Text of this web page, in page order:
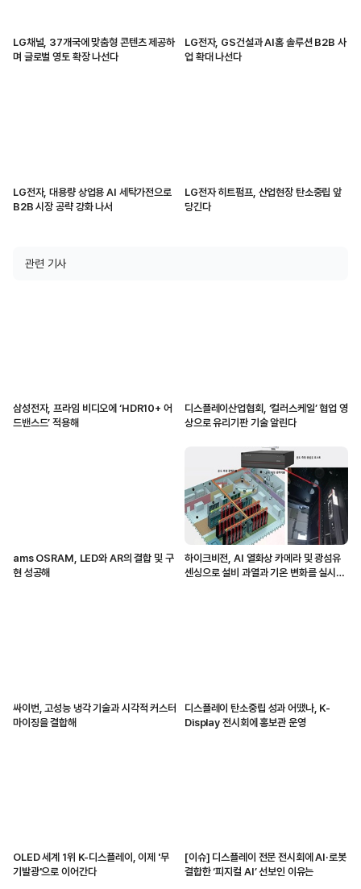
LG채널, 37개국에 맞춤형 콘텐츠 제공하
며 글로벌 영토 확장 나선다
LG전자, GS건설과 AI홈 솔루션 B2B 사
업 확대 나선다
LG전자, 대용량 상업용 AI 세탁가전으로
B2B 시장 공략 강화 나서
LG전자 히트펌프, 산업현장 탄소중립 앞
당긴다
관련 기사
삼성전자, 프라임 비디오에 ‘HDR10+ 어
드밴스드’ 적용해
디스플레이산업협회, ‘컬러스케일’ 협업 영
상으로 유리기판 기술 알린다
ams OSRAM, LED와 AR의 결합 및 구
현 성공해
하이크비전, AI 열화상 카메라 및 광섬유
센싱으로 설비 과열과 기온 변화를 실시간
싸이번, 고성능 냉각 기술과 시각적 커스터
마이징을 결합해
디스플레이 탄소중립 성과 어땠나, K-
Display 전시회에 홍보관 운영
OLED 세계 1위 K-디스플레이, 이제 '무
기발광'으로 이어간다
[이슈] 디스플레이 전문 전시회에 AI·로봇
결합한 ‘피지컬 AI’ 선보인 이유는